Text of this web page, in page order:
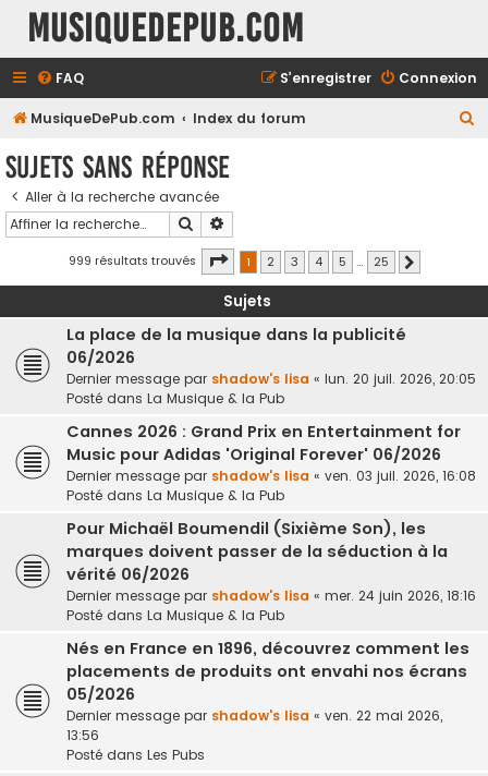
MusiqueDePub.com
FAQ Connexion
S’enregistrer
MusiqueDePub.com Index du forum
c
h
Sujets sans réponse
Aller à la recherche avancée
Rechercher
999 résultats trouvés Page 1sur25
1 2 3 4 5 … 25
Sujets
La place de la musique dans la publicité
06/2026
Dernier message par shadow's lisa « lun. 20 juil. 2026, 20:05
Posté dans La Musique & la Pub
Cannes 2026 : Grand Prix en Entertainment for
Music pour Adidas 'Original Forever' 06/2026
Dernier message par shadow's lisa « ven. 03 juil. 2026, 16:08
Posté dans La Musique & la Pub
Pour Michaël Boumendil (Sixième Son), les
marques doivent passer de la séduction à la
vérité 06/2026
Dernier message par shadow's lisa « mer. 24 juin 2026, 18:16
Posté dans La Musique & la Pub
Nés en France en 1896, découvrez comment les
placements de produits ont envahi nos écrans
05/2026
Dernier message par shadow's lisa « ven. 22 mai 2026,
13:56
Posté dans Les Pubs